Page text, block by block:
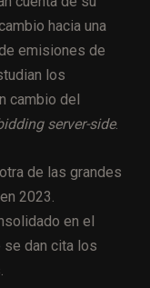
hacia una
emisiones de
los
cambio del
server-side.
de las grandes
2023.
en el
dan cita los